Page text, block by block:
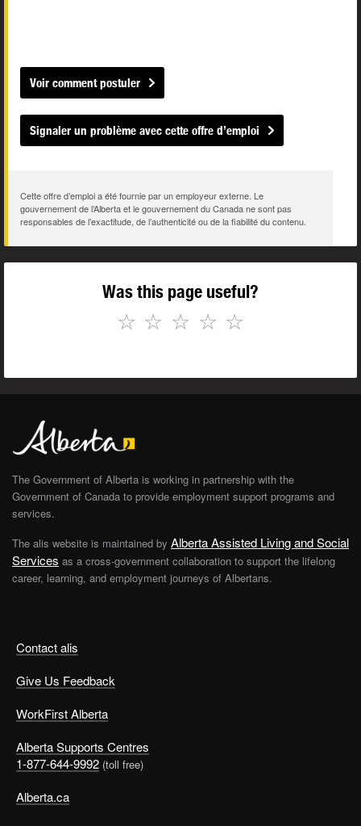
Voir comment postuler
Signaler un problème avec cette offre d’emploi
Cette offre d’emploi a été fournie par un employeur externe. Le
gouvernement de l’Alberta et le gouvernement du Canada ne sont pas
responsables de l’exactitude, de l’authenticité ou de la fiabilité du contenu.
Was this page useful?
☆
☆
☆
☆
☆
Contact alis
Give Us Feedback
WorkFirst Alberta
Alberta Supports Centres
1-877-644-9992 (toll free)
Alberta.ca
The Government of Alberta is working in partnership with the
Government of Canada to provide employment support programs and
services.
The alis website is maintained by Alberta Assisted Living and Social
Services as a cross-government collaboration to support the lifelong
career, learning, and employment journeys of Albertans.